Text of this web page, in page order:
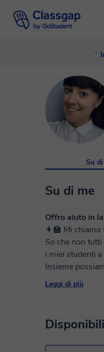
Su
Su di me
Offro aiuto in
👩‍🏫 Mi
So che non
i miei studenti a
Insieme
con del materiale
trovi quelli adatti
Leggi di più